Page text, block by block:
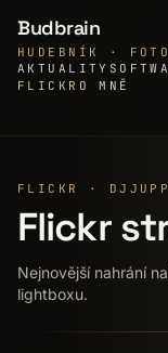
Budbrain
HUDEBNÍK ·
AKTUALITY
FLICKR O MNĚ
FLICKR · DJJUPP
Flickr
Nejnovější nahrání
lightboxu.